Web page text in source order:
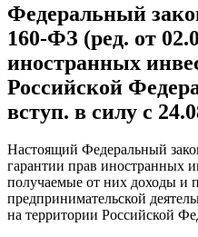
Федеральный
160-ФЗ (ред. от
иностранных
Российской
вступ. в силу с
Настоящий Федеральный
гарантии прав иностранных
получаемые от них доходы и
предпринимательской
на территории Российской